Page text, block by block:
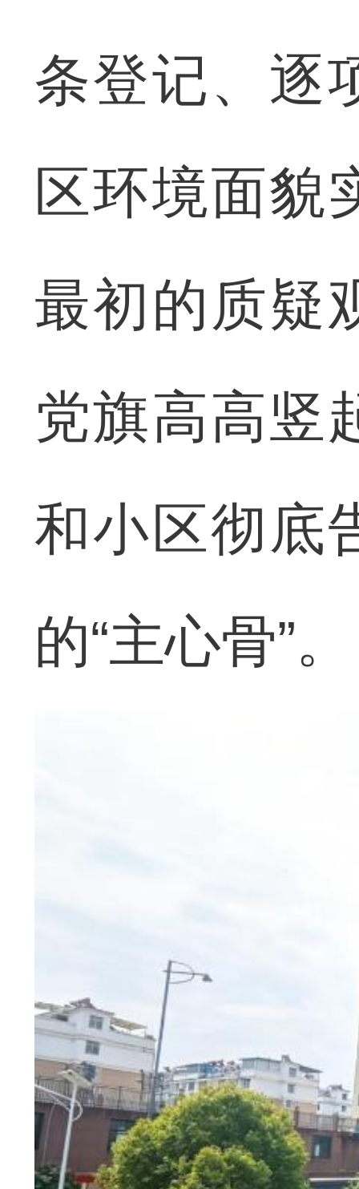
条登记、逐
区环境面貌
最初的质疑
党旗高高竖
和小区彻底
的“主心骨”。